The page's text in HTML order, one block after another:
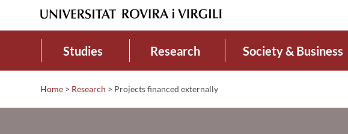
Studies Research Society & Business
Home > Research > Projects financed externally